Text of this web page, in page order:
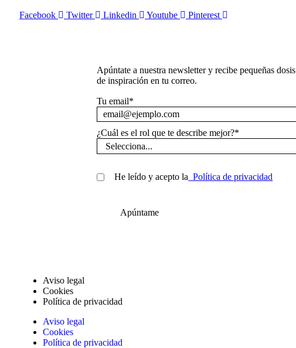
Facebook Twitter Linkedin Youtube Pinterest
Apúntate a nuestra newsletter y recibe pequeñas dosis
de inspiración en tu correo.
Tu email*
¿Cuál es el rol que te describe mejor?*
He leído y acepto la Política de privacidad
Apúntame
Aviso legal
Cookies
Política de privacidad
Aviso legal
Cookies
Política de privacidad